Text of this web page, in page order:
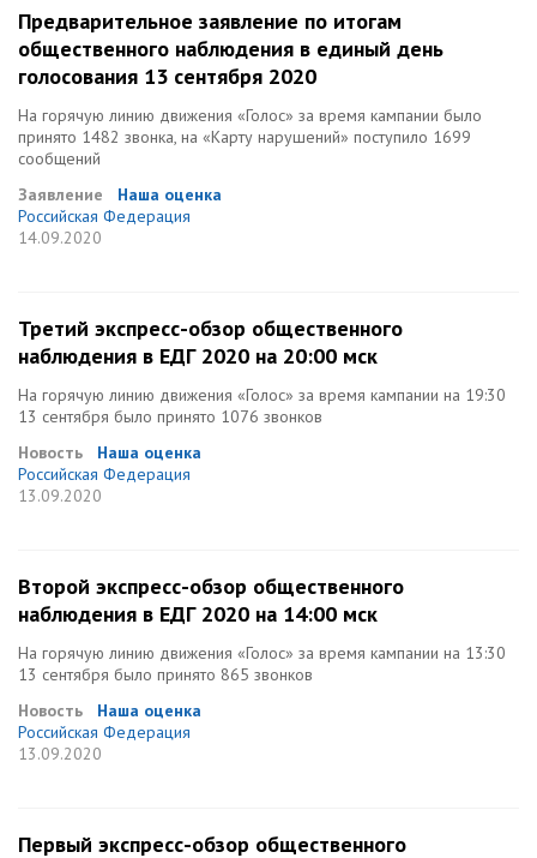
Предварительное заявление по итогам
общественного наблюдения в единый день
голосования 13 сентября 2020
На горячую линию движения «Голос» за время кампании было
принято 1482 звонка, на «Карту нарушений» поступило 1699
сообщений
Заявление
Наша оценка
Российская Федерация
14.09.2020
Третий экспресс-обзор общественного
наблюдения в ЕДГ 2020 на 20:00 мск
На горячую линию движения «Голос» за время кампании на 19:30
13 сентября было принято 1076 звонков
Новость
Наша оценка
Российская Федерация
13.09.2020
Второй экспресс-обзор общественного
наблюдения в ЕДГ 2020 на 14:00 мск
На горячую линию движения «Голос» за время кампании на 13:30
13 сентября было принято 865 звонков
Новость
Наша оценка
Российская Федерация
13.09.2020
Первый экспресс-обзор общественного